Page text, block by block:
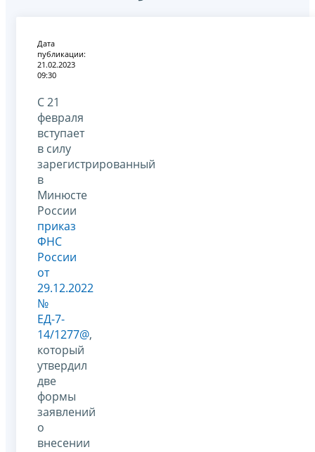
Дата
публикации:
21.02.2023
09:30
С 21
февраля
вступает
в силу
зарегистрированный
в
Минюсте
России
приказ
ФНС
России
от
29.12.2022
№
ЕД-7-
14/1277@,
который
утвердил
две
формы
заявлений
о
внесении